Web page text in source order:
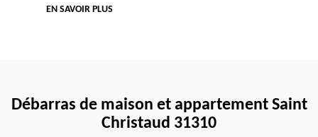
EN SAVOIR PLUS
Débarras de maison et appartement Saint
Christaud 31310